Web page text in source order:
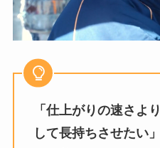
「仕上がりの速さよ
して長持ちさせたい